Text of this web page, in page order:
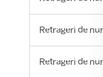
Retrageri de
Retrageri de